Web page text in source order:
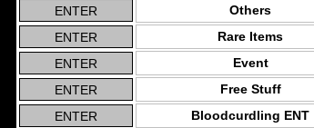
Others
Rare Items
Event
Free Stuff
Bloodcurdling ENT